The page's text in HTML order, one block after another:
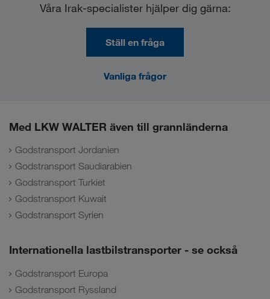
Våra Irak-specialister hjälper dig gärna:
Ställ en fråga
Vanliga frågor
Med LKW WALTER även till grannländerna
Godstransport Jordanien
Godstransport Saudiarabien
Godstransport Turkiet
Godstransport Kuwait
Godstransport Syrien
Internationella lastbilstransporter - se också
Godstransport Europa
Godstransport Ryssland